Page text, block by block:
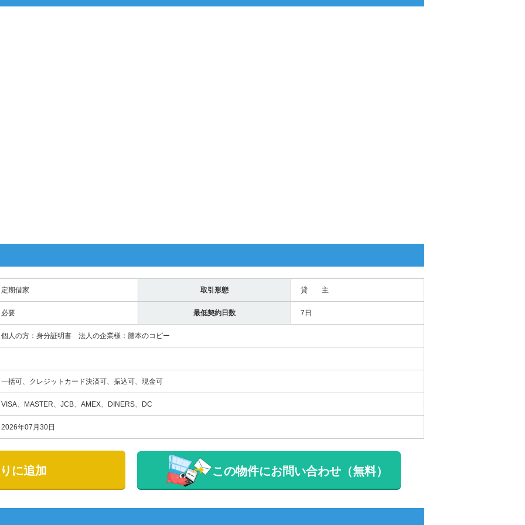
定期借家 取引形態 貸 主
必要 最低契約日数 7日
個人の方：身分証明書 法人の企業様：謄本のコピー
一括可、クレジットカード決済可、振込可、現金可
VISA、MASTER、JCB、AMEX、DINERS、DC
2026年07月30日
に追加 この物件にお問い合わせ（無料）